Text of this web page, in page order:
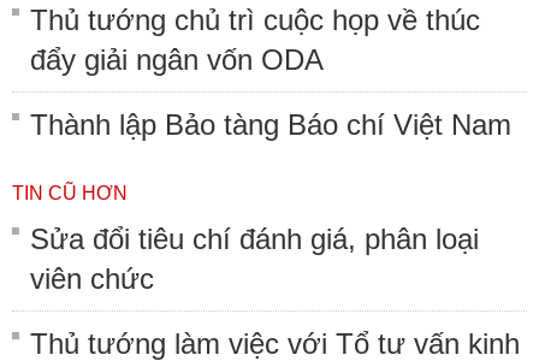
Thủ tướng chủ trì cuộc họp về thúc
đẩy giải ngân vốn ODA
Thành lập Bảo tàng Báo chí Việt Nam
TIN CŨ HƠN
Sửa đổi tiêu chí đánh giá, phân loại
viên chức
Thủ tướng làm việc với Tổ tư vấn kinh